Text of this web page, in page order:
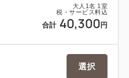
車で約40分
大人 1 名 1 室
税・サービス料込
合計 40,300 円
選択